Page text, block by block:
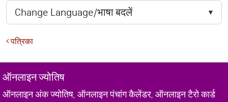
पत्रिका
ऑनलाइन ज्योतिष
ऑनलाइन अंक ज्योतिष, ऑनलाइन पंचांग कैलेंडर, ऑनलाइन टैरो कार्ड